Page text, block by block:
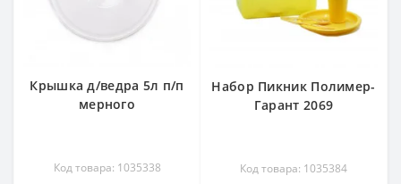
Крышка д/ведра 5л п/п
мерного
Код товара: 1035338
Набор Пикник Полимер-
Гарант 2069
Код товара: 1035384